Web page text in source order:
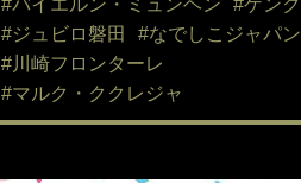
#バイエルン・ミュンヘン
#ゲンク
#ジュビロ磐田
#なでしこジャパン
#川崎フロンターレ
#マルク・ククレジャ